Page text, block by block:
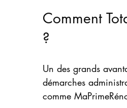
Comment
?
Un des grands
démarches
comme